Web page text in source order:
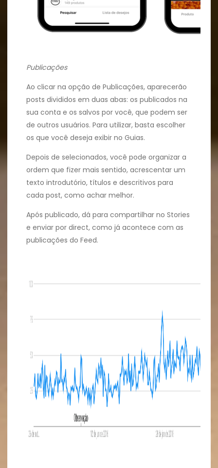
Publicações
Ao clicar na opção de Publicações, aparecerão
posts divididos em duas abas: os publicados na
sua conta e os salvos por você, que podem ser
de outros usuários. Para utilizar, basta escolher
os que você deseja exibir no Guias.
Depois de selecionados, você pode organizar a
ordem que fizer mais sentido, acrescentar um
texto introdutório, títulos e descritivos para
cada post, como achar melhor.
Após publicado, dá para compartilhar no Stories
e enviar por direct, como já acontece com as
publicações do Feed.